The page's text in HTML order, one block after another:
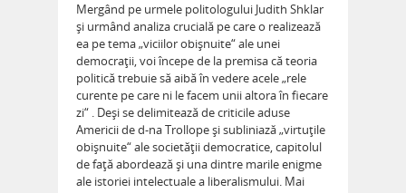
Mergând pe urmele politologului Judith Shklar
şi urmând analiza crucială pe care o realizează
ea pe tema „viciilor obişnuite“ ale unei
democraţii, voi începe de la premisa că teoria
politică trebuie să aibă în vedere acele „rele
curente pe care ni le facem unii altora în fiecare
zi“ . Deşi se delimitează de criticile aduse
Americii de d-na Trollope şi subliniază „virtuţile
obişnuite“ ale societăţii democratice, capitolul
de faţă abordează şi una dintre marile enigme
ale istoriei intelectuale a liberalismului. Mai